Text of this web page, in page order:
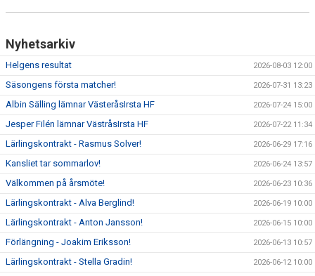
Nyhetsarkiv
Helgens resultat 2026-08-03 12:00
Säsongens första matcher! 2026-07-31 13:23
Albin Sälling lämnar VästeråsIrsta HF 2026-07-24 15:00
Jesper Filén lämnar VästråsIrsta HF 2026-07-22 11:34
Lärlingskontrakt - Rasmus Solver! 2026-06-29 17:16
Kansliet tar sommarlov! 2026-06-24 13:57
Välkommen på årsmöte! 2026-06-23 10:36
Lärlingskontrakt - Alva Berglind! 2026-06-19 10:00
Lärlingskontrakt - Anton Jansson! 2026-06-15 10:00
Förlängning - Joakim Eriksson! 2026-06-13 10:57
Lärlingskontrakt - Stella Gradin! 2026-06-12 10:00